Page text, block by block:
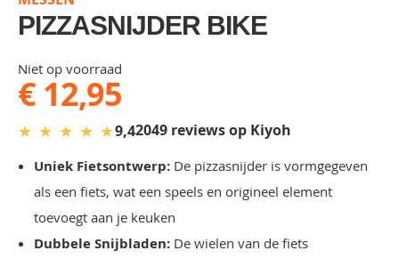
of
the
gallery
PIZZASNIJDER BIKE
Niet op voorraad
€ 12,95
★ ★ ★ ★ ★9,42049 reviews op Kiyoh
Uniek Fietsontwerp: De pizzasnijder is vormgegeven
als een fiets, wat een speels en origineel element
toevoegt aan je keuken
Dubbele Snijbladen: De wielen van de fiets